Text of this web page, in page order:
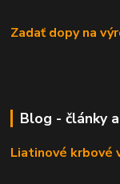
Zadať dopy na
Blog - články
Liatinové krbové